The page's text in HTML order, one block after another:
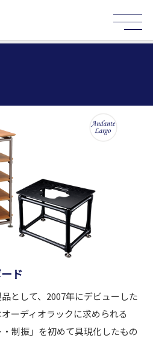
ド
として、2007年にデビューした
ーディオラックに求められる
・制振」を初めて具現化したもの